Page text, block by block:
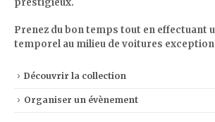
Prenez du bon temps tout en effectuant
temporel au milieu de voitures
Organiser un évènement